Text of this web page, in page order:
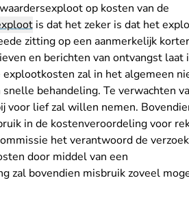
op kosten van de
is dat het zeker is dat het
zitting op een aanmerkelijk
en berichten van ontvangst laat
zal in het algemeen
behandeling. Te verwachten
voor lief zal willen nemen.
in de kostenveroordeling voor
het verantwoord de
door middel van een
zal bovendien misbruik zoveel